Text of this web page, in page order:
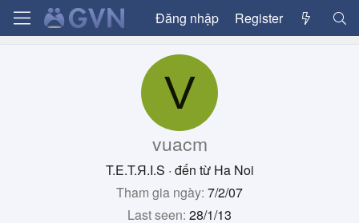
Đăng nhập Register
V
vuacm
T.E.T.Я.I.S · đến từ Ha Noi
Tham gia ngày 7/2/07
Last seen 28/1/13